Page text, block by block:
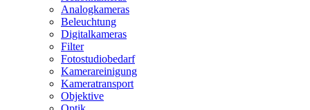
Analogkameras
Beleuchtung
Digitalkameras
Filter
Fotostudiobedarf
Kamerareinigung
Kameratransport
Objektive